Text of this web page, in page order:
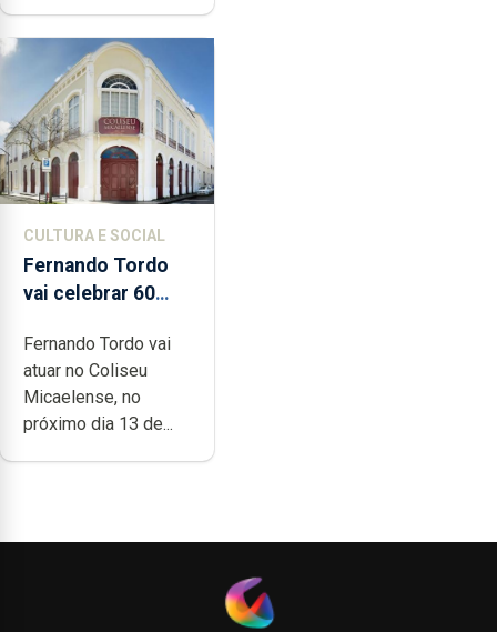
CULTURA E SOCIAL
Fernando Tordo
vai celebrar 60
no Coliseu
Micaelense
Fernando Tordo vai
atuar no Coliseu
Micaelense, no
próximo dia 13 de...